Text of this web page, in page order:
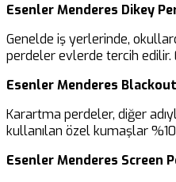
Esenler Menderes Dikey
Genelde iş yerlerinde,
perdeler evlerde tercih edilir.
Esenler Menderes
Karartma perdeler, diğer
kullanılan özel kumaşlar
Esenler Menderes Screen